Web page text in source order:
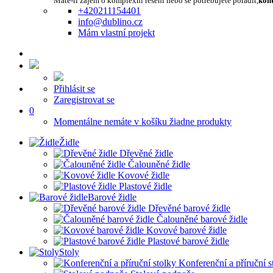
+420211154401
info@dublino.cz
Mám vlastní projekt
Přihlásit se
Zaregistrovat se
0
Momentálne nemáte v košíku žiadne produkty
Židle
Dřevěné židle
Čalouněné židle
Kovové židle
Plastové židle
Barové židle
Dřevěné barové židle
Čalouněné barové židle
Kovové barové židle
Plastové barové židle
Stoly
Konferenční a příruční